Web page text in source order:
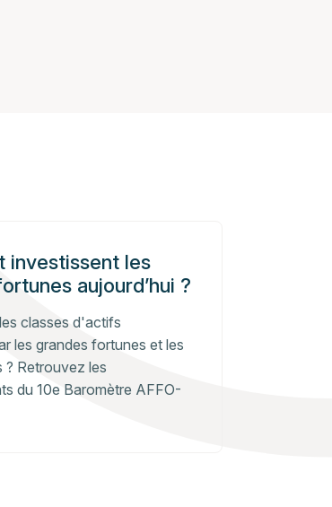
investissent les
aujourd’hui ?
classes d'actifs
les grandes fortunes et les
Retrouvez les
du 10e Baromètre AFFO-